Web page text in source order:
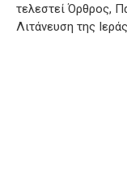
τελεστεί Όρθρος,
Λιτάνευση της